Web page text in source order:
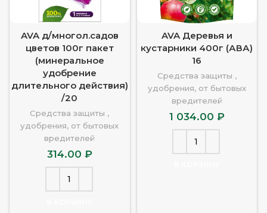
AVA д/многол.садов
цветов 100г пакет
(минеральное
удобрение
длительного действия)
/20
Средства защиты ,
удобрения, от бытовых
вредителей
314.00 ₽
AVA Деревья и
кустарники 400г (АВА)
16
Средства защиты ,
удобрения, от бытовых
вредителей
1 034.00 ₽